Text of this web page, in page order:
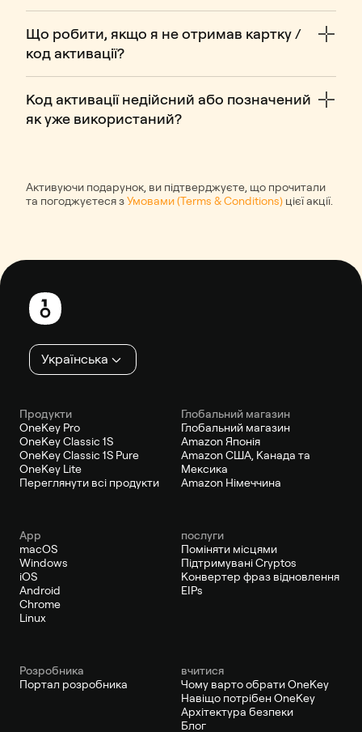
Що робити, якщо я не отримав картку /
код активації?
Код активації недійсний або позначений
як уже використаний?
Активуючи подарунок, ви підтверджуєте, що прочитали
та погоджуєтеся зУмовами (Terms & Conditions) цієї акції.
Нижній
колонтитул
Українська
Продукти
OneKey Pro
OneKey Classic 1S
OneKey Classic 1S Pure
OneKey Lite
Переглянути всі продукти
Глобальний магазин
Глобальний магазин
Amazon Японія
Amazon США, Канада та
Мексика
Amazon Німеччина
App
macOS
Windows
iOS
Android
Chrome
Linux
послуги
Поміняти місцями
Підтримувані Cryptos
Конвертер фраз відновлення
EIPs
Pозробника
Портал розробника
вчитися
Чому варто обрати OneKey
Навіщо потрібен OneKey
Архітектура безпеки
Блог